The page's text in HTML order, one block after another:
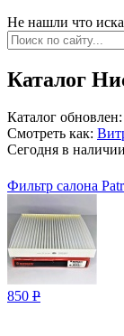
Не нашли что
Каталог
Каталог обновлен:
Смотреть как:
Сегодня в наличии
Фильтр салона
850 Р